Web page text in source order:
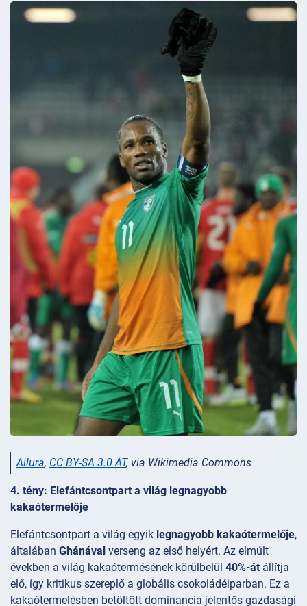
Ailura, CC BY-SA 3.0 AT, via Wikimedia Commons
4. tény: Elefántcsontpart a világ legnagyobb
kakaótermelője
Elefántcsontpart a világ egyik legnagyobb kakaótermelője,
általában Ghánával verseng az első helyért. Az elmúlt
években a világ kakaótermésének körülbelül 40%-át állítja
elő, így kritikus szereplő a globális csokoládéiparban. Ez a
kakaótermelésben betöltött dominancia jelentős gazdasági